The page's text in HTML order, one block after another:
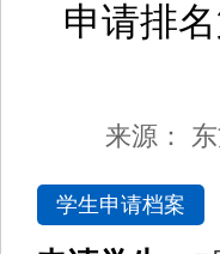
申请排
来源：
学生申请档案